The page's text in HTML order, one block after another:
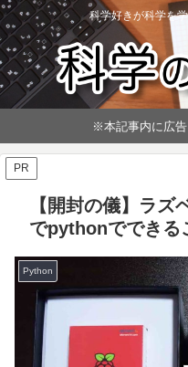
科学好きが科学を
※本記事内に広告
PR
【開封の儀】ラズ
でpythonでできる
Python